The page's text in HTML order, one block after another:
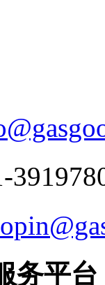
务平台